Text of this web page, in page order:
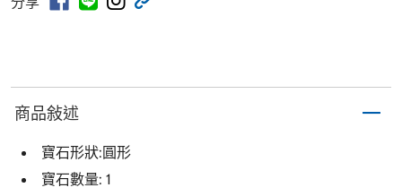
商品敍述
寶石形狀:圓形
寶石數量: 1